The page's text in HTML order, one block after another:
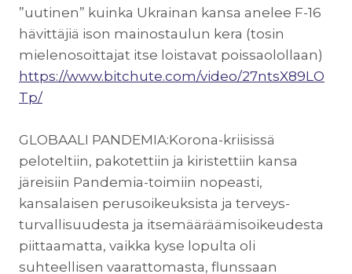
”uutinen” kuinka Ukrainan kansa anelee F-16
hävittäjiä ison mainostaulun kera (tosin
mielenosoittajat itse loistavat poissaolollaan)
https://www.bitchute.com/video/27ntsX89LO
Tp/
GLOBAALI PANDEMIA:Korona-kriisissä
peloteltiin, pakotettiin ja kiristettiin kansa
järeisiin Pandemia-toimiin nopeasti,
kansalaisen perusoikeuksista ja terveys-
turvallisuudesta ja itsemääräämisoikeudesta
piittaamatta, vaikka kyse lopulta oli
suhteellisen vaarattomasta, flunssaan